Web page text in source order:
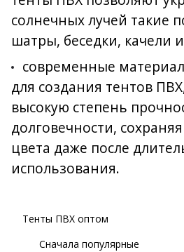
солнечных лучей такие
шатры, беседки, качели
современные
для создания тентов
высокую степень
долговечности,
цвета даже после
использования.
Тенты ПВХ оптом
Сначала популярные